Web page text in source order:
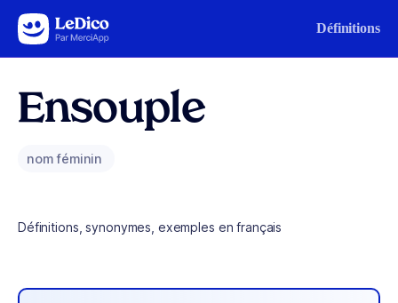
Aller au contenu Définitions
Ensouple
nom féminin
Définitions, synonymes, exemples en français